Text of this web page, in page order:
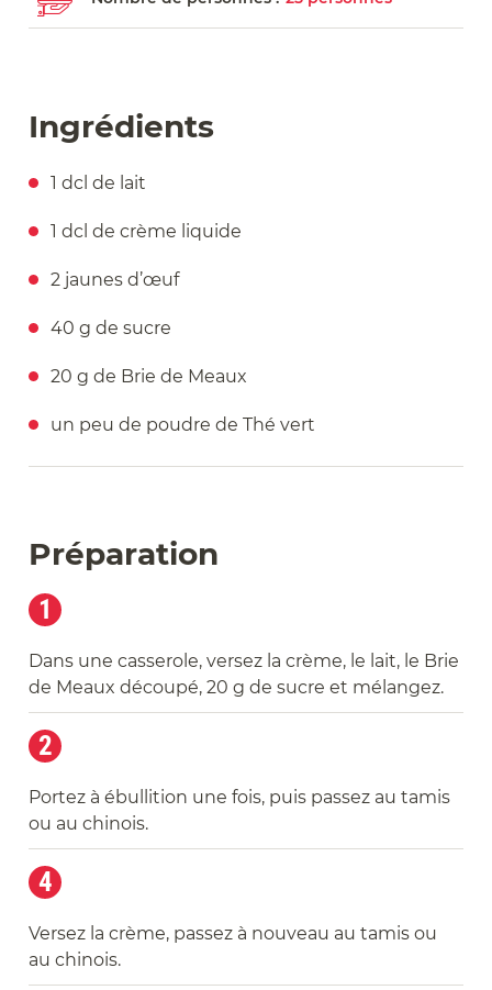
Ingrédients
1 dcl de lait
1 dcl de crème liquide
2 jaunes d’œuf
40 g de sucre
20 g de Brie de Meaux
un peu de poudre de Thé vert
Préparation
1
Dans une casserole, versez la crème, le lait, le Brie
de Meaux découpé, 20 g de sucre et mélangez.
2
Portez à ébullition une fois, puis passez au tamis
ou au chinois.
4
Versez la crème, passez à nouveau au tamis ou
au chinois.